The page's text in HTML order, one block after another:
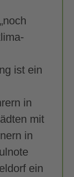
ist ein
in
mit
in
ein